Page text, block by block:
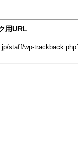
用URL